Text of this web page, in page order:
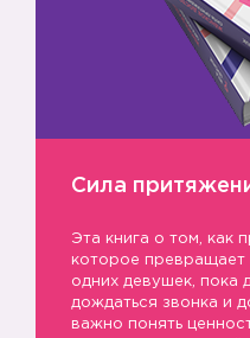
Сила
Эта книга о том, как
которое
одних девушек, пока
дождаться звонка и
важно понять